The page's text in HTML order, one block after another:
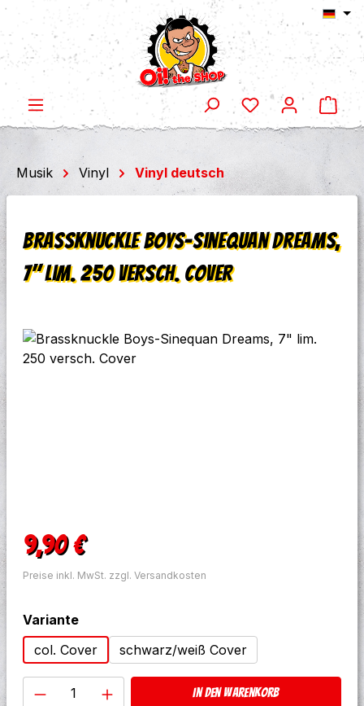
Zum Hauptinhalt springen
Musik Vinyl Vinyl deutsch
Brassknuckle Boys-Sinequan Dreams,
7" lim. 250 versch. Cover
Bildergalerie überspringen
Regulärer Preis:
9,90 €
Preise inkl. MwSt. zzgl. Versandkosten
Varianteauswählen
col. Cover
schwarz/weiß Cover
Produkt Anzahl: Gib den
In den Warenkorb